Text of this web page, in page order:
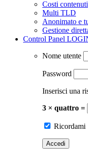
Costi contenuti
Multi TLD
Anonimato e
Gestione
Control Panel
Nome utente
Password
Inserisci una
3 × quattro =
Ricordami